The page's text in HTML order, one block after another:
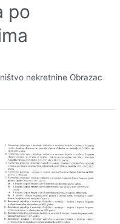
po
nekretnine Obrazac